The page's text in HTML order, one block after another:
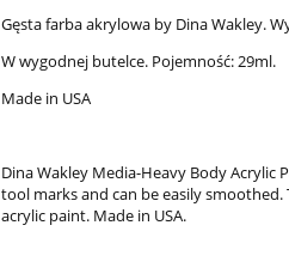
Gęsta farba akrylowa by Dina Wakley.
W wygodnej butelce. Pojemność: 29ml.
Made in USA
Dina Wakley Media-Heavy Body
tool marks and can be easily
acrylic paint. Made in USA.